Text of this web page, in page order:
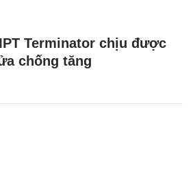
Terminator chịu được
chống tăng